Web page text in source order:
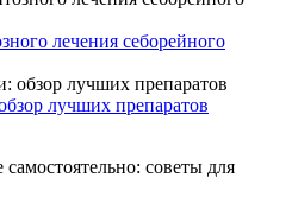
лечения себорейного
лучших препаратов